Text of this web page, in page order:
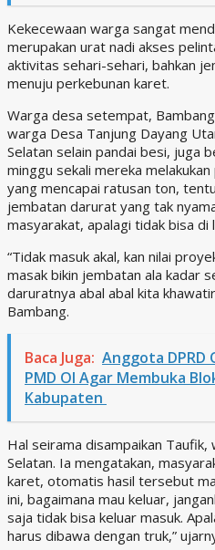
Kekecewaan warga sangat
merupakan urat nadi akses
aktivitas sehari-sehari, bahkan
menuju perkebunan karet.
Warga desa setempat,
warga Desa Tanjung Dayang
Selatan selain pandai besi, juga
minggu sekali mereka
yang mencapai ratusan ton,
jembatan darurat yang tak
masyarakat, apalagi tidak bisa di
“Tidak masuk akal, kan nilai
masak bikin jembatan ala kadar
daruratnya abal abal kita
Bambang.
Baca Juga: Anggota DPRD
PMD OI Agar Membuka
Kabupaten
Hal seirama disampaikan
Selatan. Ia mengatakan,
karet, otomatis hasil tersebut
ini, bagaimana mau keluar,
saja tidak bisa keluar masuk.
harus dibawa dengan truk,”